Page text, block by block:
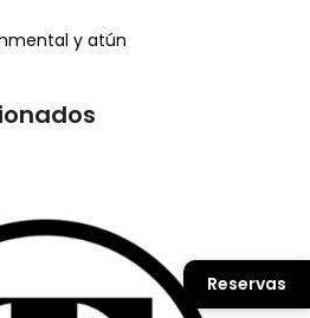
y atún
Reservas